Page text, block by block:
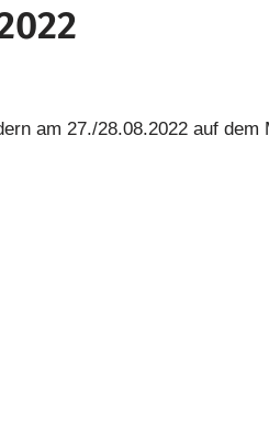
am 27./28.08.2022 auf dem